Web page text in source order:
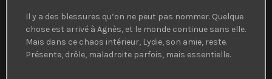
Il y a des blessures qu’on ne peut pas nommer. Quelque
chose est arrivé à Agnès, et le monde continue sans elle.
Mais dans ce chaos intérieur, Lydie, son amie, reste.
Présente, drôle, maladroite parfois, mais essentielle.